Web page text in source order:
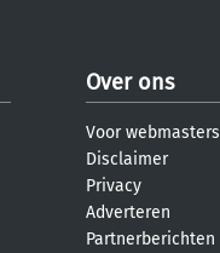
Over ons
Voor webmasters
Disclaimer
Privacy
Adverteren
Partnerberichten